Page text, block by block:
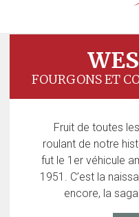
FOURGONS ET
Fruit de toutes
roulant de notre
fut le 1er véhicule
1951. C’est la
encore, la